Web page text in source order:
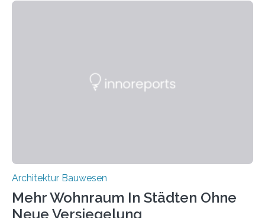
Datenbank erfasst sind, neue Baustoffe kreiert werden.
Architektur Bauwesen
Mehr Wohnraum In Städten Ohne
Neue Versiegelung